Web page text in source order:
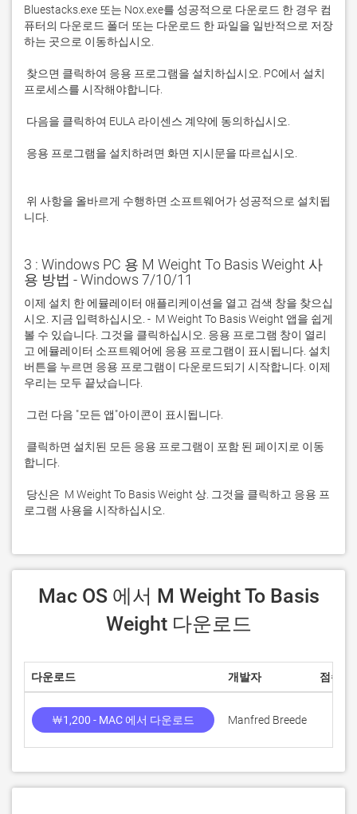
Bluestacks.exe 또는 Nox.exe를 성공적으로 다운로드 한 경우 컴
퓨터의 다운로드 폴더 또는 다운로드 한 파일을 일반적으로 저장
니다.
3 : Windows PC 용 M Weight To Basis Weight 사
용 방법 - Windows 7/10/11
이제 설치 한 에뮬레이터 애플리케이션을 열고 검색 창을 찾으십
시오. 지금 입력하십시오. -  M Weight To Basis Weight 앱을 쉽게
볼 수 있습니다. 그것을 클릭하십시오. 응용 프로그램 창이 열리
고 에뮬레이터 소프트웨어에 응용 프로그램이 표시됩니다. 설치
버튼을 누르면 응용 프로그램이 다운로드되기 시작합니다. 이제
로그램 사용을 시작하십시오.
Weight 다운로드
다운로드 개발자 점수
￦1,200 - MAC 에서 다운로드 Manfred Breede